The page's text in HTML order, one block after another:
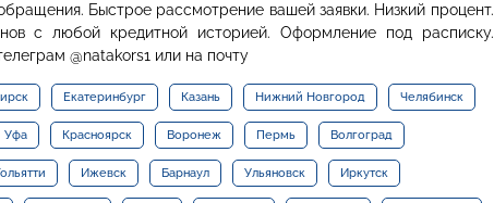
Быстрое рассмотрение вашей заявки. Низкий процент.
с любой кредитной историей. Оформление под расписку.
@natakors1 или на почту
Екатеринбург Казань Нижний Новгород Челябинск
Уфа Красноярск Воронеж Пермь Волгоград
Ижевск Барнаул Ульяновск Иркутск